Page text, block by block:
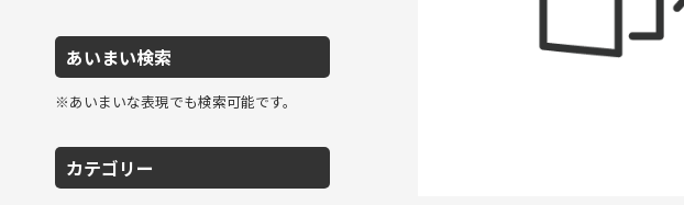
あいまい検索
※あいまいな表現でも検索可能です。
カテゴリー